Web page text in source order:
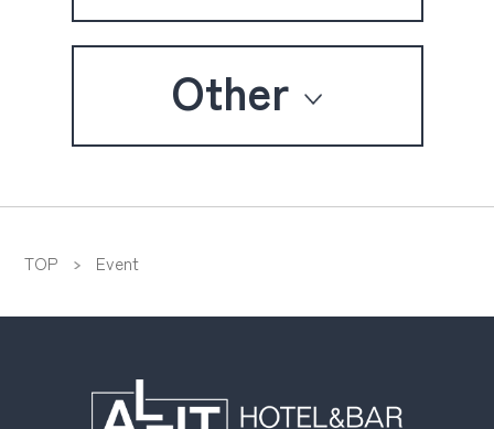
Other
TOP Event